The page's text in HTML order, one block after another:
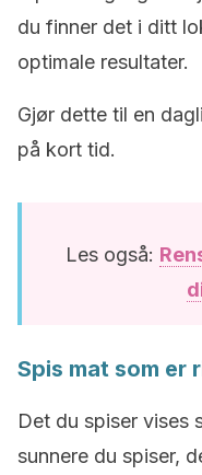
du finner det i ditt
optimale resultater.
Gjør dette til en
på kort tid.
Les også:
Spis mat som er
Det du spiser vises
sunnere du spiser,